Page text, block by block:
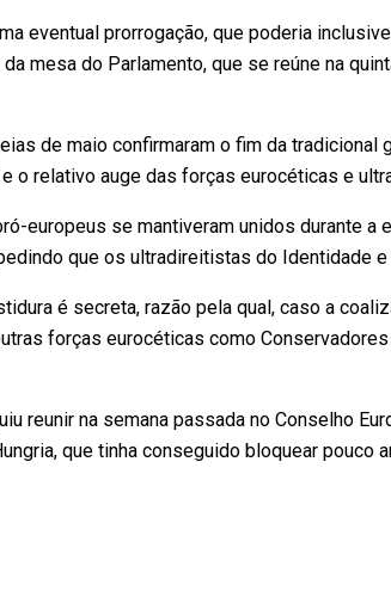
eventual prorrogação, que poderia
mesa do Parlamento, que se reúne na
de maio confirmaram o fim da tradicional
e o relativo auge das forças eurocéticas e
europeus se mantiveram unidos durante
que os ultradireitistas do Identidade
é secreta, razão pela qual, caso a
forças eurocéticas como
reunir na semana passada no Conselho
que tinha conseguido bloquear pouco